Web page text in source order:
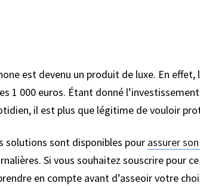
est devenu un produit de luxe. En
1 000 euros. Étant donné
il est plus que légitime de vouloir
solutions sont disponibles pour assurer
Si vous souhaitez souscrire pour
en compte avant d’asseoir votre